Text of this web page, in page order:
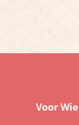
Voor Wie